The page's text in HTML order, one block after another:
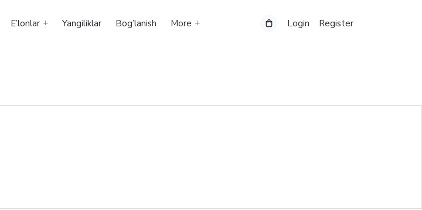
E’lonlar Yangiliklar Bog’lanish More Login Register